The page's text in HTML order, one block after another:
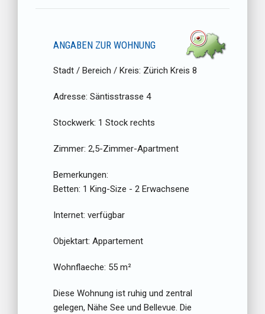
ANGABEN ZUR WOHNUNG
Stadt / Bereich / Kreis: Zürich Kreis 8
Adresse: Säntisstrasse 4
Stockwerk: 1 Stock rechts
Zimmer: 2,5-Zimmer-Apartment
Bemerkungen:
Betten: 1 King-Size - 2 Erwachsene
Internet: verfügbar
Objektart: Appartement
Wohnflaeche: 55 m²
Diese Wohnung ist ruhig und zentral
gelegen, Nähe See und Bellevue. Die